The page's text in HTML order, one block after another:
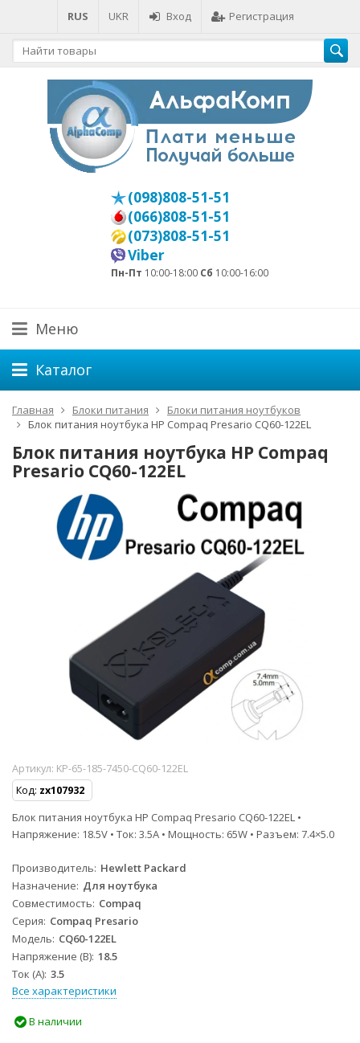
RUS UKR Вход Регистрация
(098)808-51-51
(066)808-51-51
(073)808-51-51
Viber
Пн-Пт 10:00-18:00 Сб 10:00-16:00
Меню
Каталог
Главная Блоки питания
Блоки питания ноутбуков
Блок питания ноутбука HP Compaq Presario CQ60-122EL
Блок питания ноутбука HP Compaq
Presario CQ60-122EL
Артикул: KP-65-185-7450-CQ60-122EL
Код: zx107932
Блок питания ноутбука HP Compaq Presario CQ60-122EL •
Напряжение: 18.5V • Ток: 3.5A • Мощность: 65W • Разъем: 7.4×5.0
Производитель Hewlett Packard
Назначение Для ноутбука
Совместимость Compaq
Серия Compaq Presario
Модель CQ60-122EL
Напряжение (В) 18.5
Ток (А) 3.5
Все характеристики
В наличии